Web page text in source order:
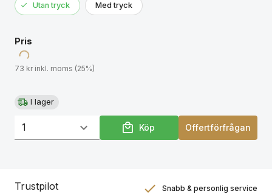
Utan tryck Med tryck
Pris
73 kr inkl. moms (25%)
I lager
Köp Offertförfrågan
Trustpilot Snabb & personlig service